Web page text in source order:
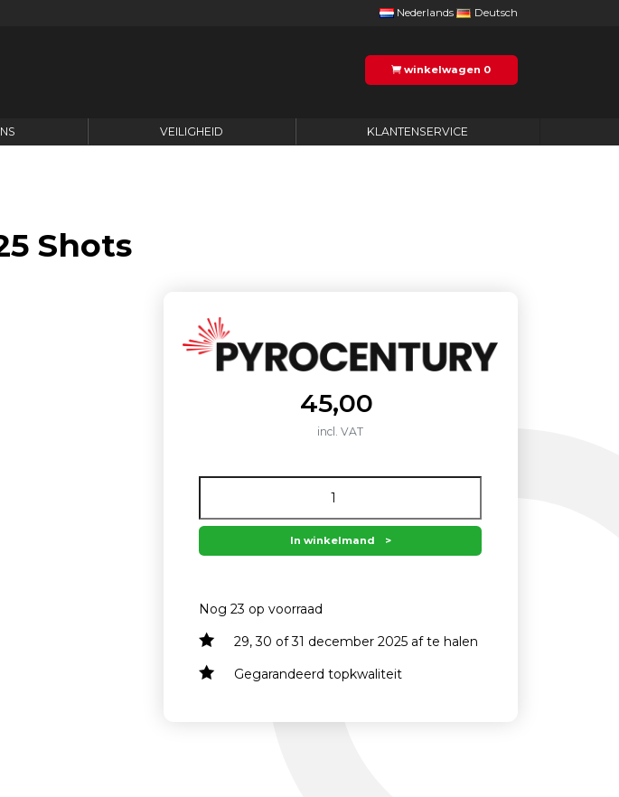
Nederlands Deutsch
winkelwagen 0
VEILIGHEID KLANTENSERVICE
Shots
45,00
incl. VAT
In winkelmand
Nog 23 op voorraad
29, 30 of 31 december 2025 af te halen
Gegarandeerd topkwaliteit